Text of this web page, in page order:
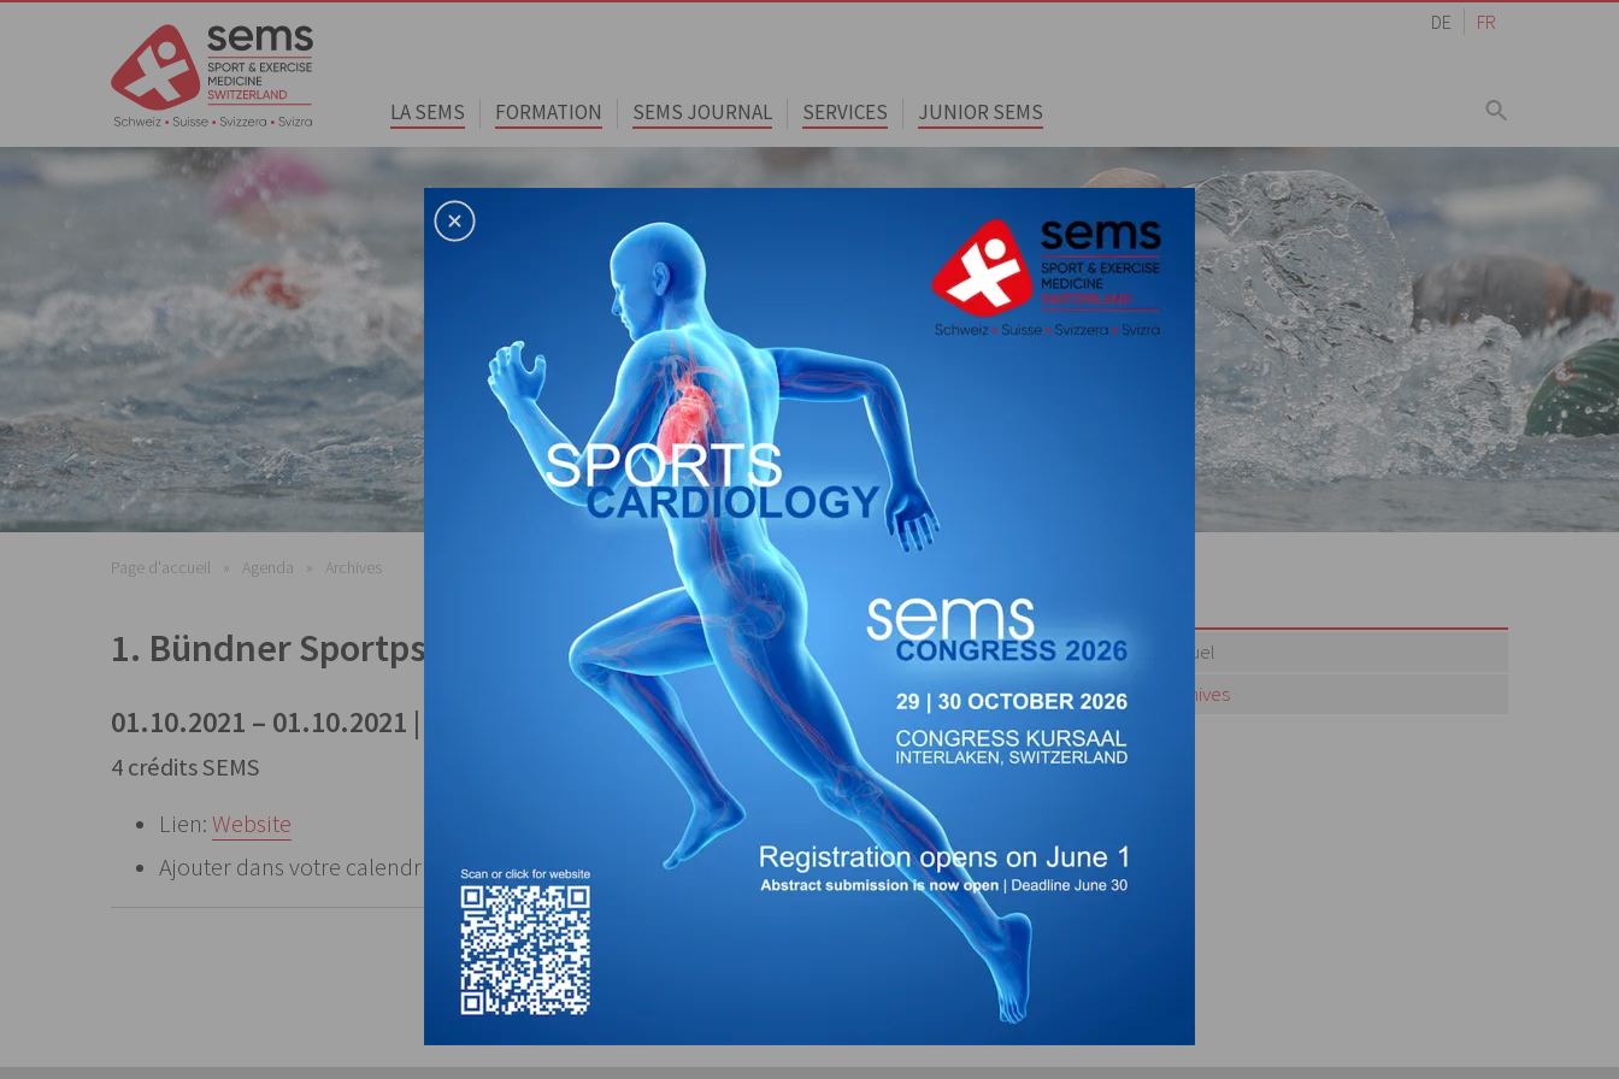
DE FR
LA SEMS FORMATION SEMS JOURNAL SERVICES JUNIOR SEMS
Page d'accueil Agenda Archives
1. Bündner Sportpsychiatrie Symposium
01.10.2021 – 01.10.2021 | Chur
4 crédits SEMS
Lien:Website
Ajouter dans votre calendrier: Fichier iCal
Retourner à la vue de liste
Actuel
Archives